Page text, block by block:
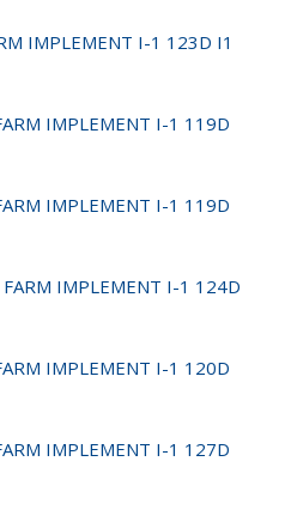
IMPLEMENT I-1 123D I1
IMPLEMENT I-1 119D
IMPLEMENT I-1 119D
IMPLEMENT I-1 124D
IMPLEMENT I-1 120D
IMPLEMENT I-1 127D